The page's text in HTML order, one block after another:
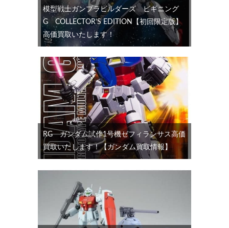
模型戦士ガンプラビルダーズ ビギニング
G COLLECTOR’S EDITION【初回限定版】
高価買取いたします！
RG ガンダム試作1号機ゼフィランサス高価
買取いたします！【ガンダム買取情報】